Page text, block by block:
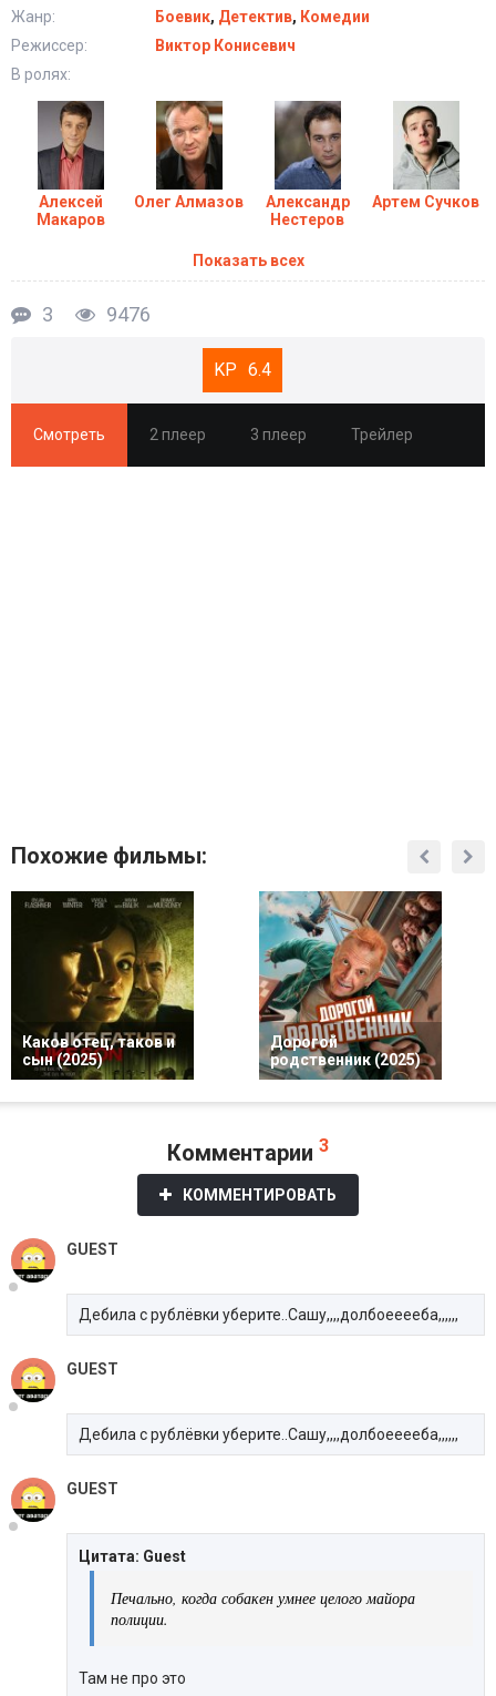
Сериал Крайние меры (2026) в хорошем качестве
Жанр:
Боевик, Детектив, Комедии
Режиссер:
Виктор Конисевич
В ролях:
Алексей
Макаров
Олег Алмазов
Александр
Нестеров
Артем Сучков
Показать всех
3 9476
6.4
Смотреть 2 плеер 3 плеер Трейлер
Похожие фильмы:
Каков отец, таков и
сын (2025)
Дорогой
родственник (2025)
Комментарии 3
КОММЕНТИРОВАТЬ
GUEST
Дебила с рублёвки уберите..Сашу,,,,долбоееееба,,,,,,
GUEST
Дебила с рублёвки уберите..Сашу,,,,долбоееееба,,,,,,
GUEST
Цитата: Guest
Печально, когда собакен умнее целого майора
полиции.
Там не про это